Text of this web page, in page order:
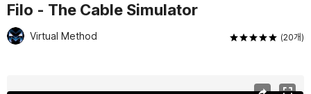
Filo - The Cable Simulator
Virtual Method (20개)